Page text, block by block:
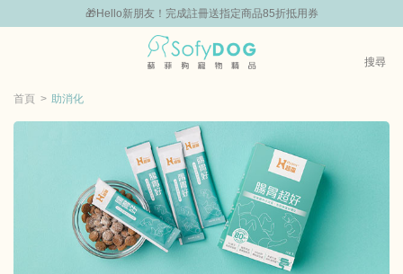
🎁Hello新朋友！完成註冊送指定商品85折抵用券
搜尋
零食專區
首頁 助消化